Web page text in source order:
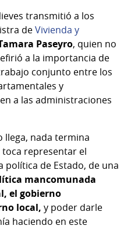
transmitió a los
deVivienda y
Paseyro, quien no
a la importancia de
conjunto entre los
y
a las administraciones
llega, nada termina
toca representar el
política de Estado, de una
mancomunada
el gobierno
local, y poder darle
haciendo en este